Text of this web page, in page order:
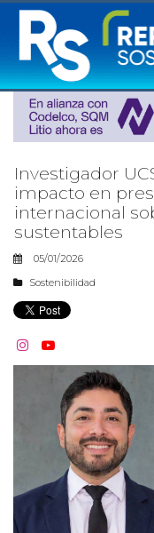
Investigador
impacto en
internacional
sustentables
05/01/2026
Sostenibilidad
 